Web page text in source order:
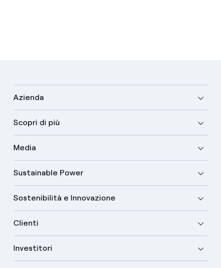
Azienda
Scopri di più
Media
Sustainable Power
Sostenibilità e Innovazione
Clienti
Investitori